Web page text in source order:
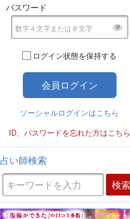
パスワード
ログイン状態を保持する
ソーシャルログインはこちら
ID、パスワードを忘れた方はこちら
占い師検索